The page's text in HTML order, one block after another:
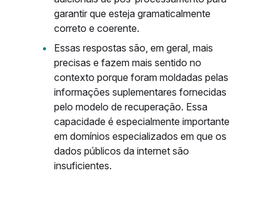
garantir que esteja gramaticalmente
correto e coerente.
Essas respostas são, em geral, mais
precisas e fazem mais sentido no
contexto porque foram moldadas pelas
informações suplementares fornecidas
pelo modelo de recuperação. Essa
capacidade é especialmente importante
em domínios especializados em que os
dados públicos da internet são
insuficientes.